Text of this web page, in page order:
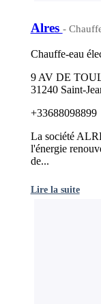
Alres -
Chauffe-eau
9 AV DE
31240 Saint-
+33688098899
La société
l'énergie
de...
Lire la suite